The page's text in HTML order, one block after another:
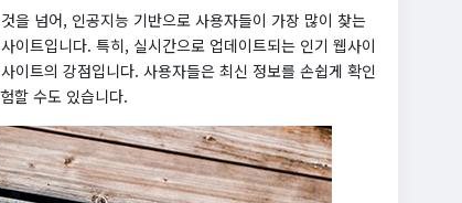
을 넘어, 인공지능 기반으로 사용자들이 가장 많이 찾는
이트입니다. 특히, 실시간으로 업데이트되는 인기 웹사이
이트의 강점입니다. 사용자들은 최신 정보를 손쉽게 확인
할 수도 있습니다.